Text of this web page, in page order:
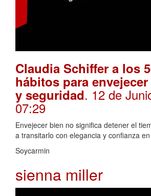
Claudia Schiffer a los
hábitos para
y seguridad. 12 de
07:29
Envejecer bien no significa detener el
a transitarlo con elegancia y confianza
Soycarmin
sienna miller